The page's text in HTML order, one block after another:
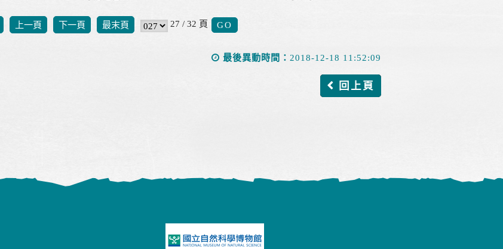
上一頁 下一頁 最末頁 27 / 32 頁
最後異動時間： 2018-12-18 11:52:09
回上頁